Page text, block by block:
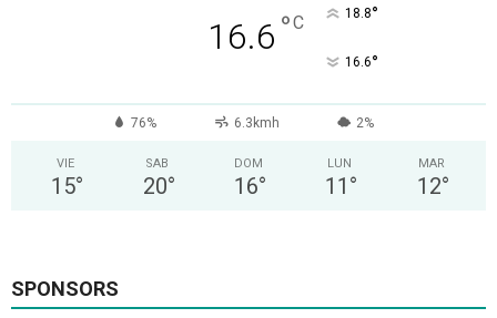
16.6 °C 18.8°
16.6°
76% 6.3kmh 2%
VIE
15°
SAB
20°
DOM
16°
LUN
11 °
MAR
12°
SPONSORS